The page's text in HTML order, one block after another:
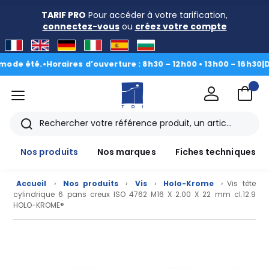
TARIF PRO Pour accéder à votre tarification,
connectez-vousou créez votre compte
été. •Horaires d’ouverture : 8h30 – 12h00 • 13h00 - 16h30|Du 3
menu
Rechercher
Nos produits
Nos marques Fiches techniques
Accueil › Nos produits › Vis › Holo-Krome
› Vis tête
cylindrique 6 pans creux ISO 4762 M16 X 2.00 X 22 mm cl.12.9
HOLO-KROME®